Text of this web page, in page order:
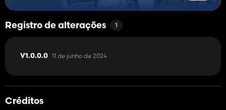
Registro de alterações 1
V1.0.0.0 11 de junho de 2024
Créditos